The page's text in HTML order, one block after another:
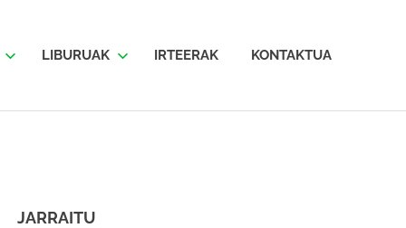
LIBURUAK IRTEERAK KONTAKTUA
JARRAITU